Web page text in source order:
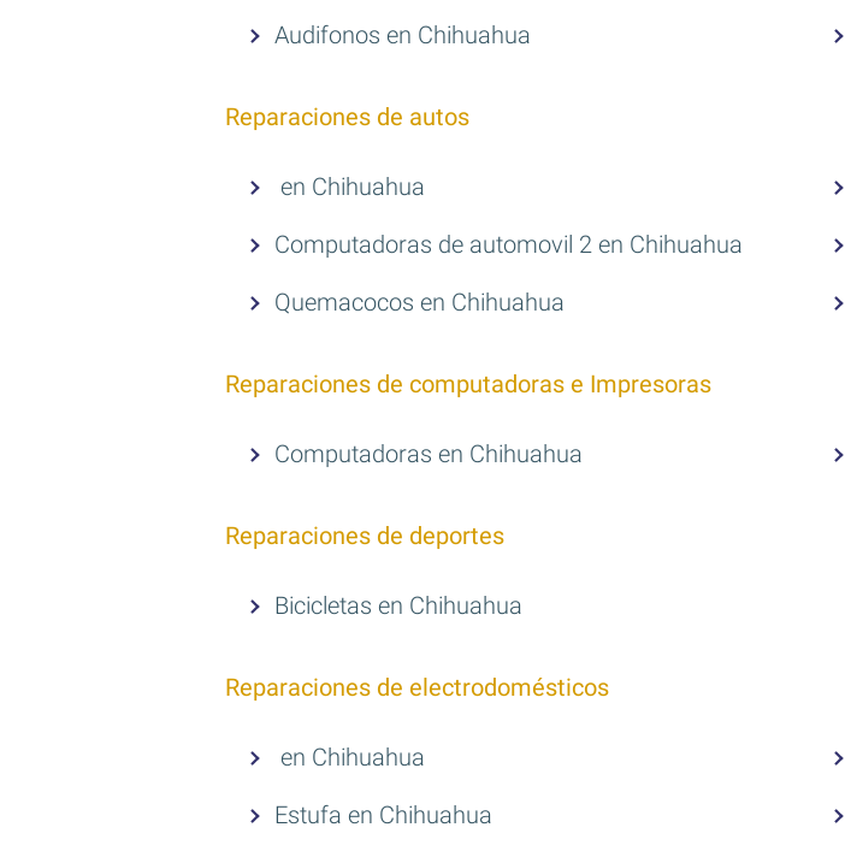
Audifonos en Chihuahua
Reparaciones de autos
en Chihuahua
Computadoras de automovil 2 en Chihuahua
Quemacocos en Chihuahua
Reparaciones de computadoras e Impresoras
Computadoras en Chihuahua
Reparaciones de deportes
Bicicletas en Chihuahua
Reparaciones de electrodomésticos
en Chihuahua
Estufa en Chihuahua